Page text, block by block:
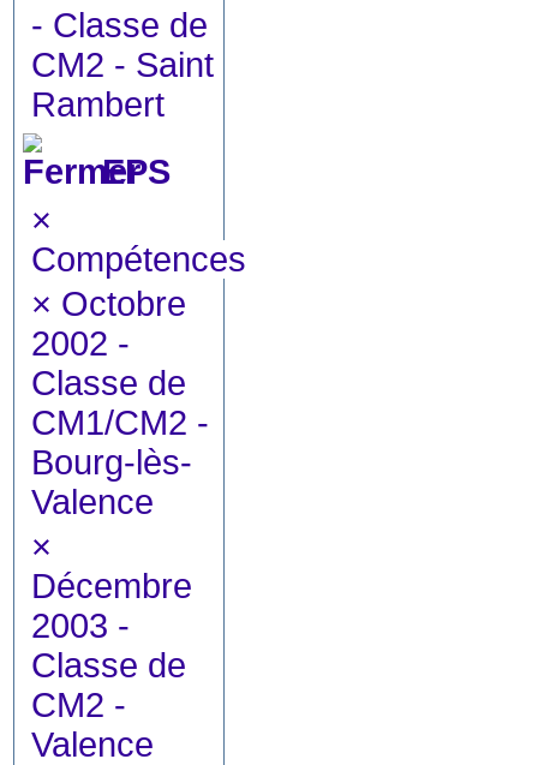
- Classe de
CM2 - Saint
Rambert
EPS
×
Compétences
× Octobre
2002 -
Classe de
CM1/CM2 -
Bourg-lès-
Valence
×
Décembre
2003 -
Classe de
CM2 -
Valence